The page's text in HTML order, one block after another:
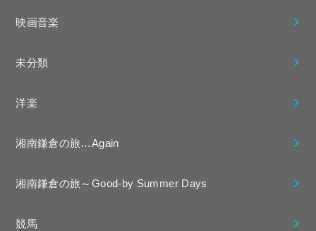
映画音楽
未分類
洋楽
湘南鎌倉の旅…Again
湘南鎌倉の旅～Good-by Summer Days
競馬